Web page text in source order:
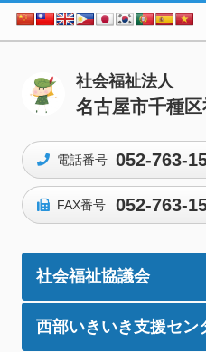
社会福祉法人
名古屋市千種
電話番号 052-763-
FAX番号 052-763-
社会福祉協議会
西部いきいき支援セン